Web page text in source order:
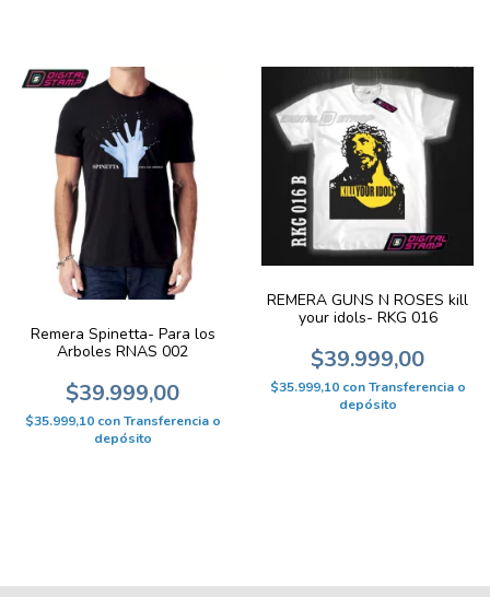
Remera Spinetta- Para los
Arboles RNAS 002
$39.999,00
$35.999,10 con Transferencia o
depósito
REMERA GUNS N ROSES kill
your idols- RKG 016
$39.999,00
$35.999,10 con Transferencia o
depósito